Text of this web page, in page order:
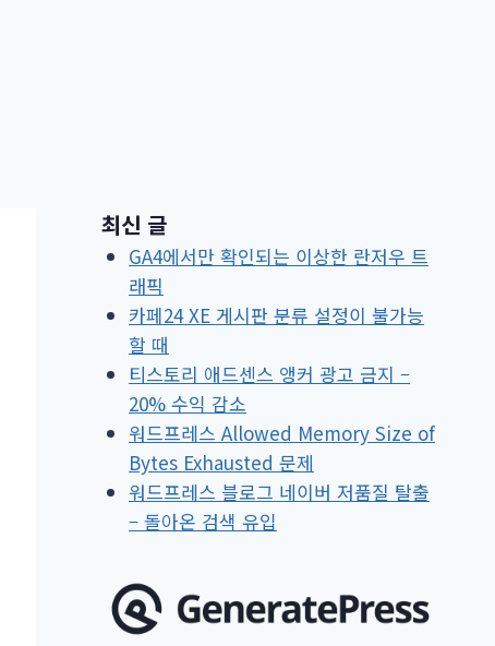
최신 글
GA4에서만 확인되는 이상한 란저우 트
래픽
카페24 XE 게시판 분류 설정이 불가능
할 때
티스토리 애드센스 앵커 광고 금지 –
20% 수익 감소
워드프레스 Allowed Memory Size of
Bytes Exhausted 문제
워드프레스 블로그 네이버 저품질 탈출
– 돌아온 검색 유입